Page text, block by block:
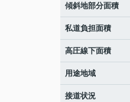
傾斜地部分面積
私道負担面積
高圧線下面積
用途地域
接道状況